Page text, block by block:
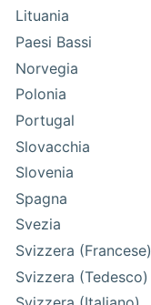
Lituania
Paesi Bassi
Norvegia
Polonia
Portugal
Slovacchia
Slovenia
Spagna
Svezia
Svizzera (Francese)
Svizzera (Tedesco)